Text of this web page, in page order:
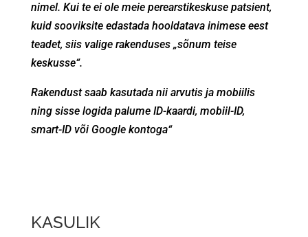
nimel. Kui te ei ole meie perearstikeskuse patsient,
kuid sooviksite edastada hooldatava inimese eest
teadet, siis valige rakenduses „sõnum teise
keskusse“.
Rakendust saab kasutada nii arvutis ja mobiilis
ning sisse logida palume ID-kaardi, mobiil-ID,
smart-ID või Google kontoga“
KASULIK